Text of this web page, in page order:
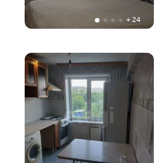
+ 24